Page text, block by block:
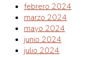
febrero 2024
marzo 2024
mayo 2024
junio 2024
julio 2024